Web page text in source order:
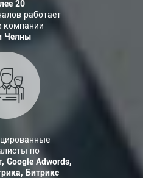
20
работает
компании
Челны
по
Google Adwords,
Битрикс